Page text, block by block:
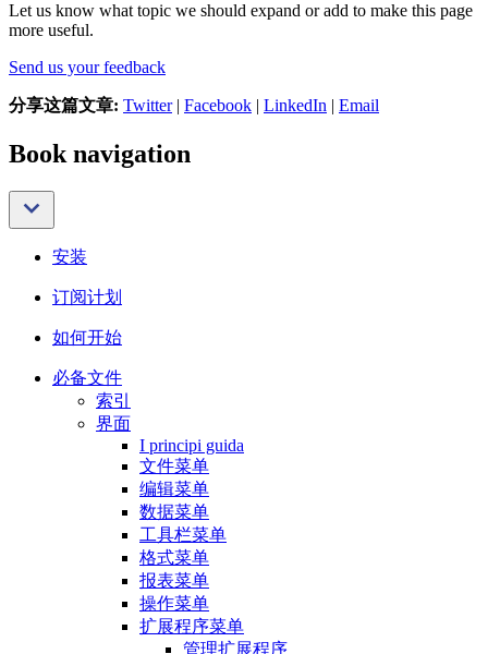
Let us know what topic we should expand or add to make this page
more useful.
Send us your feedback
分享这篇文章: Twitter| Facebook | LinkedIn | Email
Book navigation
安装
订阅计划
如何开始
必备文件
索引
界面
I principi guida
文件菜单
编辑菜单
数据菜单
工具栏菜单
格式菜单
报表菜单
操作菜单
扩展程序菜单
管理扩展程序